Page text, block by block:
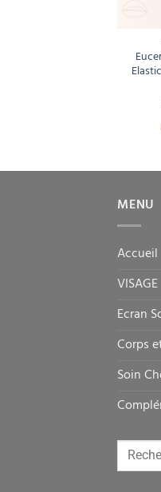
MENU
Accueil
VISAGE
Ecran
Corps
Soin